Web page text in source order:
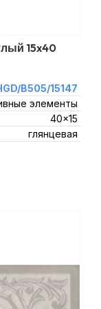
15x40
B505/15147
элементы
40x15
глянцевая